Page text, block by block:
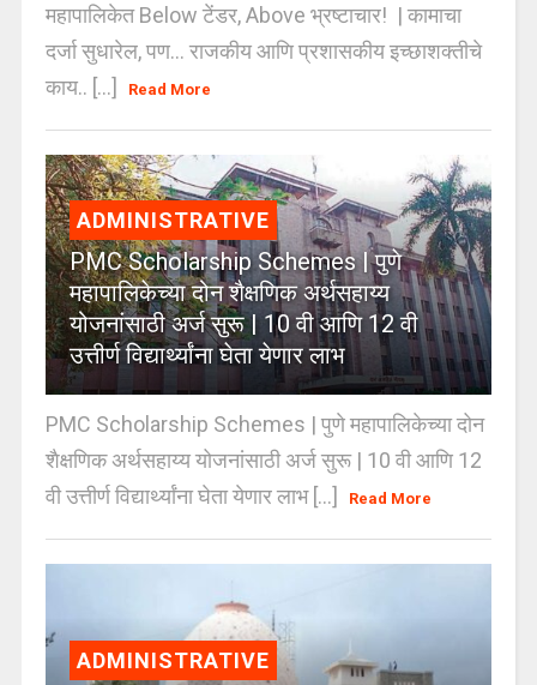
महापालिकेत Below टेंडर, Above भ्रष्टाचार! | कामाचा
दर्जा सुधारेल, पण… राजकीय आणि प्रशासकीय इच्छाशक्तीचे
काय.. [...]
Read More
ADMINISTRATIVE
PMC Scholarship Schemes | पुणे
महापालिकेच्या दोन शैक्षणिक अर्थसहाय्य
योजनांसाठी अर्ज सुरू | 10 वी आणि 12 वी
उत्तीर्ण विद्यार्थ्यांना घेता येणार लाभ
PMC Scholarship Schemes | पुणे महापालिकेच्या दोन
शैक्षणिक अर्थसहाय्य योजनांसाठी अर्ज सुरू | 10 वी आणि 12
वी उत्तीर्ण विद्यार्थ्यांना घेता येणार लाभ [...]
Read More
ADMINISTRATIVE